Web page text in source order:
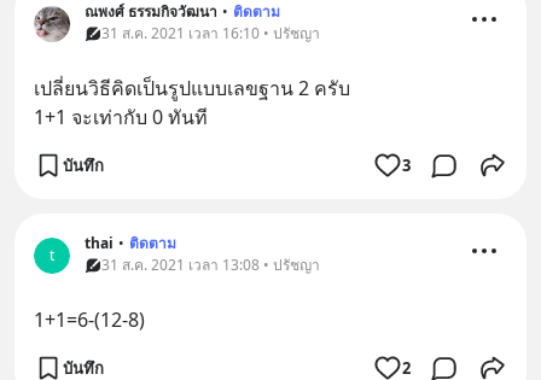
ณพงศ์ ธรรมกิจวัฒนา • ติดตาม
31 ส.ค. 2021 เวลา 16:10 • ปรัชญา
เปลี่ยนวิธีคิดเป็นรูปแบบเลขฐาน 2 ครับ
1+1 จะเท่ากับ 0 ทันที
บันทึก 3
t
thai • ติดตาม
31 ส.ค. 2021 เวลา 13:08 • ปรัชญา
1+1=6-(12-8)
บันทึก 2